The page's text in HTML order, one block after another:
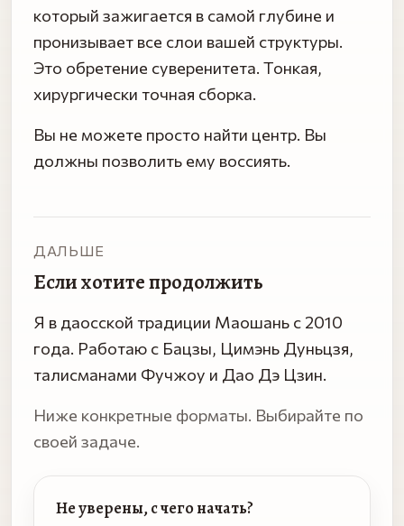
который зажигается в самой глубине и
пронизывает все слои вашей структуры.
Это обретение суверенитета. Тонкая,
хирургически точная сборка.
Вы не можете просто найти центр. Вы
должны позволить ему воссиять.
ДАЛЬШЕ
Если хотите продолжить
Я в даосской традиции Маошань с 2010
года. Работаю с Бацзы, Цимэнь Дуньцзя,
талисманами Фучжоу и Дао Дэ Цзин.
Ниже конкретные форматы. Выбирайте по
своей задаче.
Не уверены, с чего начать?